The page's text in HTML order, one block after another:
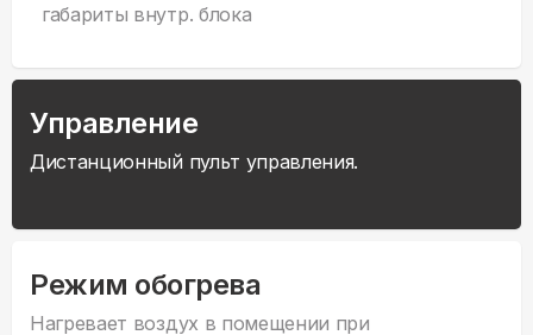
габариты внутр. блока
Управление
Дистанционный пульт управления.
Режим обогрева
Нагревает воздух в помещении при